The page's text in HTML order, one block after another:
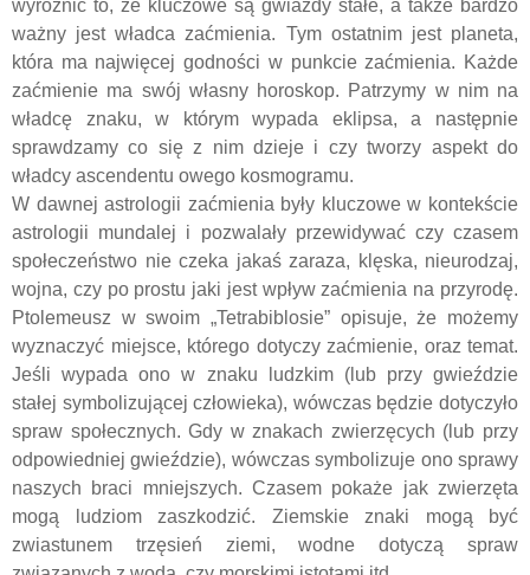
wyróżnić to, że kluczowe są gwiazdy stałe, a także bardzo
ważny jest władca zaćmienia. Tym ostatnim jest planeta,
która ma najwięcej godności w punkcie zaćmienia. Każde
zaćmienie ma swój własny horoskop. Patrzymy w nim na
władcę znaku, w którym wypada eklipsa, a następnie
sprawdzamy co się z nim dzieje i czy tworzy aspekt do
władcy ascendentu owego kosmogramu.
W dawnej astrologii zaćmienia były kluczowe w kontekście
astrologii mundalej i pozwalały przewidywać czy czasem
społeczeństwo nie czeka jakaś zaraza, klęska, nieurodzaj,
wojna, czy po prostu jaki jest wpływ zaćmienia na przyrodę.
Ptolemeusz w swoim „Tetrabiblosie” opisuje, że możemy
wyznaczyć miejsce, którego dotyczy zaćmienie, oraz temat.
Jeśli wypada ono w znaku ludzkim (lub przy gwieździe
stałej symbolizującej człowieka), wówczas będzie dotyczyło
spraw społecznych. Gdy w znakach zwierzęcych (lub przy
odpowiedniej gwieździe), wówczas symbolizuje ono sprawy
naszych braci mniejszych. Czasem pokaże jak zwierzęta
mogą ludziom zaszkodzić. Ziemskie znaki mogą być
zwiastunem trzęsień ziemi, wodne dotyczą spraw